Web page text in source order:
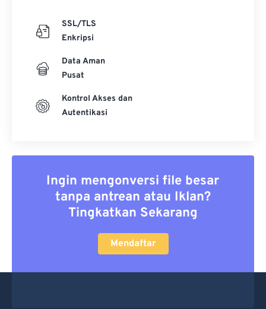
SSL/TLS
Enkripsi
Data Aman
Pusat
Kontrol Akses dan
Autentikasi
Ingin mengonversi file besar
tanpa antrean atau Iklan?
Tingkatkan Sekarang
Mendaftar